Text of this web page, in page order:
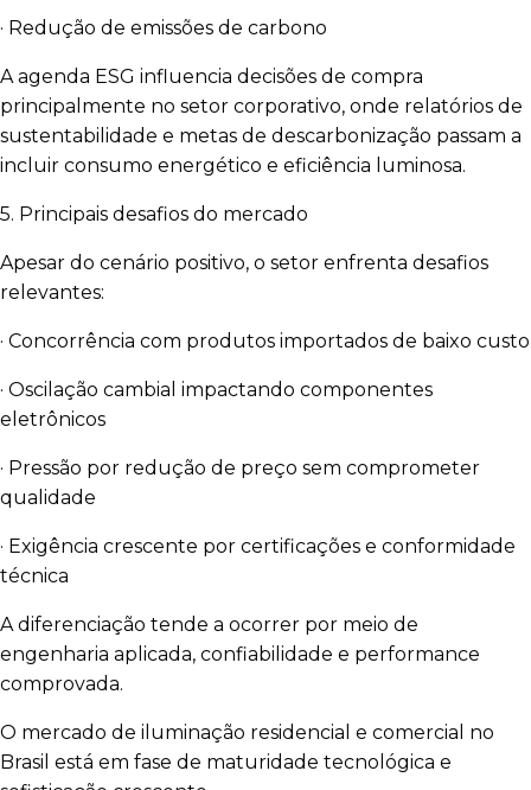
· Redução de emissões de carbono
A agenda ESG influencia decisões de compra
principalmente no setor corporativo, onde relatórios de
sustentabilidade e metas de descarbonização passam a
incluir consumo energético e eficiência luminosa.
5. Principais desafios do mercado
Apesar do cenário positivo, o setor enfrenta desafios
relevantes:
· Concorrência com produtos importados de baixo custo
· Oscilação cambial impactando componentes
eletrônicos
· Pressão por redução de preço sem comprometer
qualidade
· Exigência crescente por certificações e conformidade
técnica
A diferenciação tende a ocorrer por meio de
engenharia aplicada, confiabilidade e performance
comprovada.
O mercado de iluminação residencial e comercial no
Brasil está em fase de maturidade tecnológica e